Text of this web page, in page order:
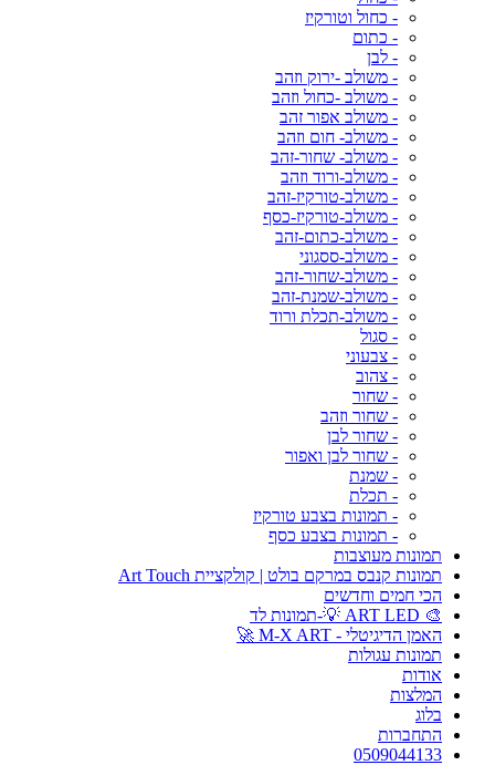
- כחול וטורקיז
- כתום
- לבן
- משולב -ירוק וזהב
- משולב -כחול וזהב
- משולב אפור זהב
- משולב- חום וזהב
- משולב- שחור-זהב
- משולב-ורוד וזהב
- משולב-טורקיז-זהב
- משולב-טורקיז-כסף
- משולב-כתום-זהב
- משולב-ססגוני
- משולב-שחור-זהב
- משולב-שמנת-זהב
- משולב-תכלת ורוד
- סגול
- צבעוני
- צהוב
- שחור
- שחור וזהב
- שחור לבן
- שחור לבן ואפור
- שמנת
- תכלת
- תמונות בצבע טורקיז
- תמונות בצבע כסף
תמונות מעוצבות
תמונות קנבס במרקם בולט | קולקציית Art Touch
הכי חמים וחדשים
🎨 ART LED 💡-תמונות לד
האמן הדיגיטלי - M-X ART 🚀
תמונות עגולות
אודות
המלצות
בלוג
התחברות
0509044133